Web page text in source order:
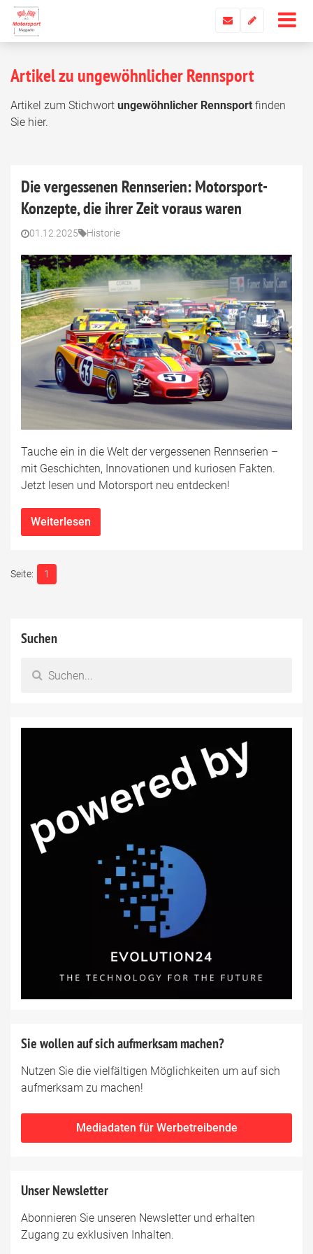
Artikel zu ungewöhnlicher Rennsport
Artikel zum Stichwort ungewöhnlicher Rennsport finden
Sie hier.
Die vergessenen Rennserien: Motorsport-
Konzepte, die ihrer Zeit voraus waren
01.12.2025 Historie
Tauche ein in die Welt der vergessenen Rennserien –
mit Geschichten, Innovationen und kuriosen Fakten.
Jetzt lesen und Motorsport neu entdecken!
Weiterlesen
1
Suchen
Sie wollen auf sich aufmerksam machen?
Nutzen Sie die vielfältigen Möglichkeiten um auf sich
aufmerksam zu machen!
Mediadaten für Werbetreibende
Unser Newsletter
Abonnieren Sie unseren Newsletter und erhalten
Zugang zu exklusiven Inhalten.